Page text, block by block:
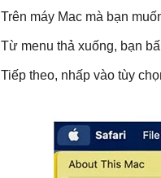
Trên máy Mac mà bạn
Từ menu thả xuống, bạn
Tiếp theo, nhấp vào tùy